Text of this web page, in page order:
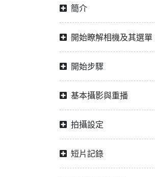
簡介
開始瞭解相機及其選單
開始步驟
基本攝影與重播
拍攝設定
短片記錄